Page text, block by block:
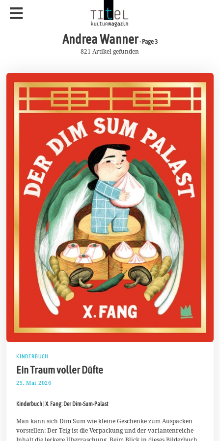
Andrea Wanner- Page 3
821 Artikel gefunden
KINDERBUCH
Ein Traum voller Düfte
25. Mai 2026
u
i
0
Kinderbuch | X. Fang: Der Dim-Sum-Palast
Man kann sich Dim Sum wie kleine Geschenke zum Auspacken
vorstellen: Der Teig ist die Verpackung und der variantenreiche